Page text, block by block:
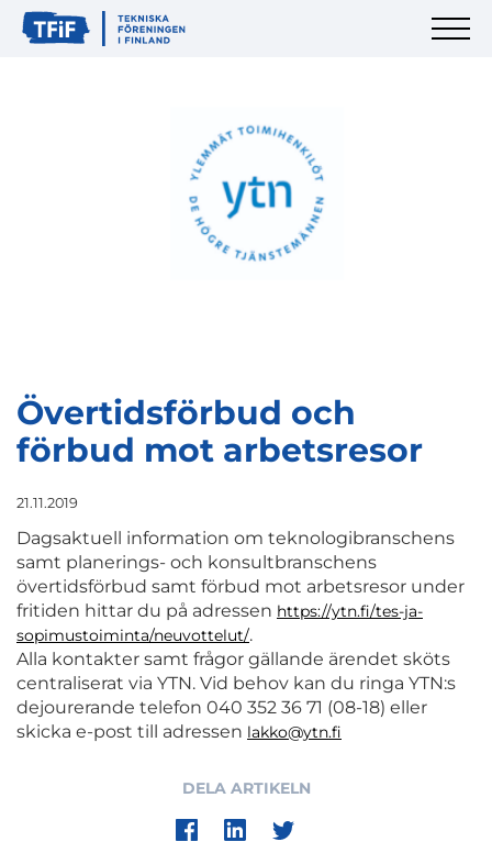
Övertidsförbud och
förbud mot arbetsresor
21.11.2019
Dagsaktuell information om teknologibranschens
samt planerings- och konsultbranschens
övertidsförbud samt förbud mot arbetsresor under
fritiden hittar du på adressen https://ytn.fi/tes-ja-
sopimustoiminta/neuvottelut/.
Alla kontakter samt frågor gällande ärendet sköts
centraliserat via YTN. Vid behov kan du ringa YTN:s
dejourerande telefon 040 352 36 71 (08-18) eller
skicka e-post till adressen lakko@ytn.fi
DELA ARTIKELN